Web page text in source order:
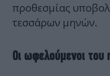
προθεσμίας
τεσσάρων μηνών.
Οι ωφελούμενοι του